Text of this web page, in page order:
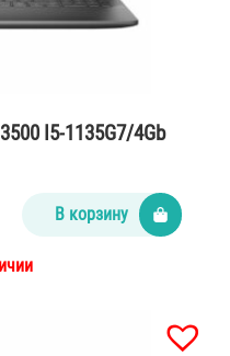
I5-1135G7/4Gb
В корзину